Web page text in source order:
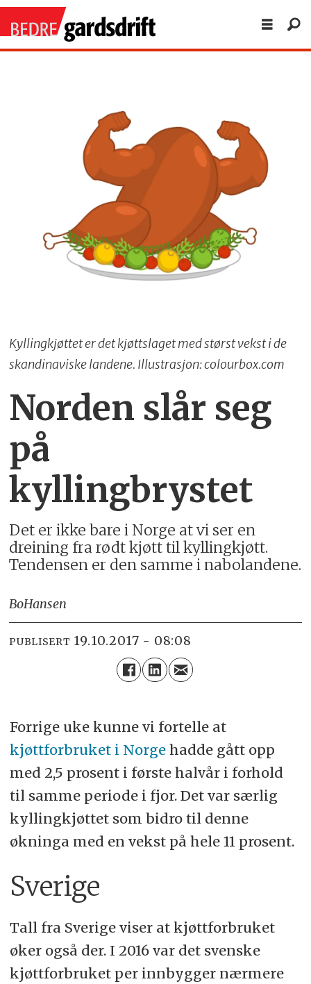
Kyllingkjøttet er det kjøttslaget med størst vekst i de
skandinaviske landene. Illustrasjon: colourbox.com
Norden slår seg
på
kyllingbrystet
Det er ikke bare i Norge at vi ser en
dreining fra rødt kjøtt til kyllingkjøtt.
Tendensen er den samme i nabolandene.
BoHansen
PUBLISERT 19.10.2017 - 08:08
Forrige uke kunne vi fortelle at
kjøttforbruket i Norgehadde gått opp
med 2,5 prosent i første halvår i forhold
til samme periode i fjor. Det var særlig
kyllingkjøttet som bidro til denne
økninga med en vekst på hele 11 prosent.
Sverige
Tall fra Sverige viser at kjøttforbruket
øker også der. I 2016 var det svenske
kjøttforbruket per innbygger nærmere